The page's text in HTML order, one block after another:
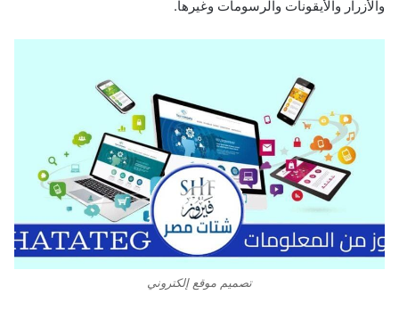
والأزرار والأيقونات والرسومات وغيرها.
تصميم موقع إلكتروني